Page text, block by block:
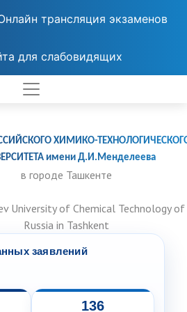
трансляция экзаменов
для слабовидящих
ХИМИКО-
имени Д.И.Менделеева
в городе Ташкенте
University of Chemical Technology of
Russia in Tashkent
заявлений
136